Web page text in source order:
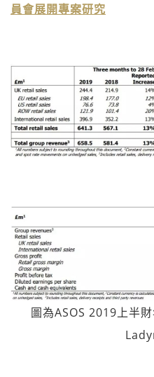
員會展開專案研究
圖為ASOS 2019上半